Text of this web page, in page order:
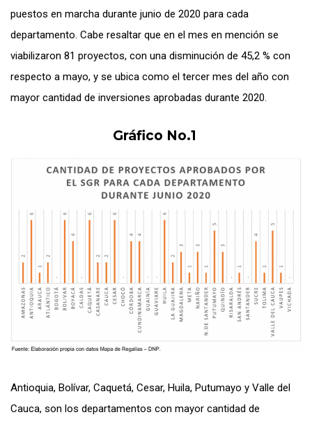
puestos en marcha durante junio de 2020 para cada
departamento. Cabe resaltar que en el mes en mención se
viabilizaron 81 proyectos, con una disminución de 45,2 % con
respecto a mayo, y se ubica como el tercer mes del año con
mayor cantidad de inversiones aprobadas durante 2020.
Gráfico No.1
Antioquia, Bolívar, Caquetá, Cesar, Huila, Putumayo y Valle del
Cauca, son los departamentos con mayor cantidad de